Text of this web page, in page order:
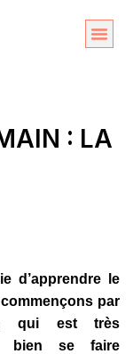
: LA
d’apprendre le
par
qui est très
bien se faire